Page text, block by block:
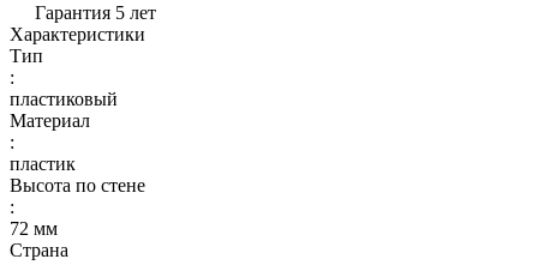
Гарантия 5 лет
Характеристики
Тип
:
пластиковый
Материал
:
пластик
Высота по стене
:
72 мм
Страна